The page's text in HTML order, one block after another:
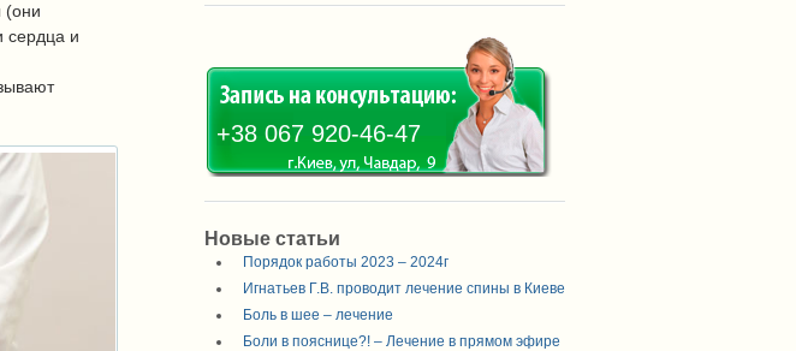
(они
сердца и
+38 067 920-46-47
Новые статьи
Порядок работы 2023 – 2024г
Игнатьев Г.В. проводит лечение спины в Киеве
Боль в шее – лечение
Боли в пояснице?! – Лечение в прямом эфире